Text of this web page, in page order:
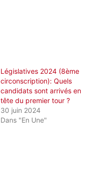
Législatives 2024 (8ème
circonscription): Quels
candidats sont arrivés en
tête du premier tour ?
30 juin 2024
Dans "En Une"